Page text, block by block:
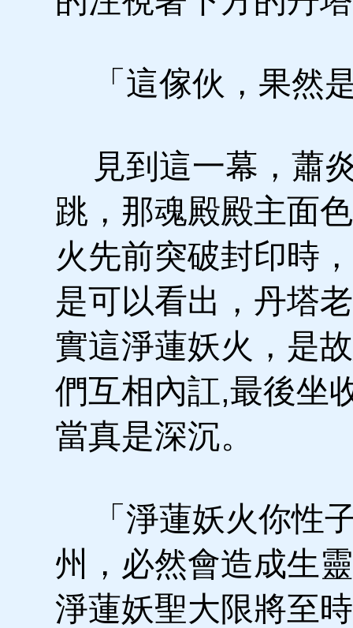
「這傢伙，果然
見到這一幕，蕭
跳，那魂殿殿主面
火先前突破封印時
是可以看出，丹塔
實這淨蓮妖火，是
們互相內訌,最後坐
當真是深沉。
「淨蓮妖火你性
州，必然會造成生
淨蓮妖聖大限將至